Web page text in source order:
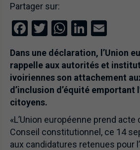
Partager sur:
Facebook
Twitter
WhatsApp
LinkedIn
Dans une déclaration, l’Union
rappelle aux autorités et
ivoiriennes son attachement
d’inclusion d’équité emportant
citoyens.
«L’Union européenne prend
Conseil constitutionnel, ce 14
aux candidatures retenues pour